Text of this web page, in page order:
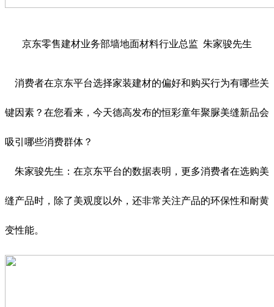
京东零售建材业务部墙地面材料行业总监 朱家骏先生
消费者在京东平台选择家装建材的偏好和购买行为有哪些关
键因素？在您看来，今天德高发布的恒彩童年聚脲美缝新品会
吸引哪些消费群体？
朱家骏先生：在京东平台的数据表明，更多消费者在选购美
缝产品时，除了美观度以外，还非常关注产品的环保性和耐黄
变性能。